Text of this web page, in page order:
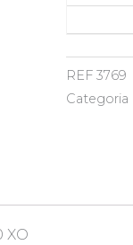
REF 3769
Categoria
XO